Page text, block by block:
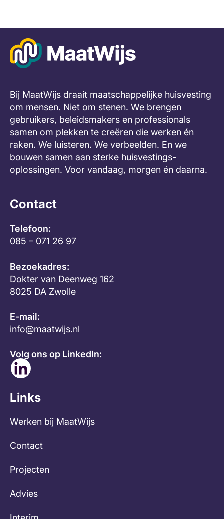
Bij MaatWijs draait maatschappelijke huisvesting
om mensen. Niet om stenen. We brengen
gebruikers, beleidsmakers en professionals
samen om plekken te creëren die werken én
raken. We luisteren. We verbeelden. En we
bouwen samen aan sterke huisvestings-
oplossingen. Voor vandaag, morgen én daarna.
Contact
Telefoon:
085 – 071 26 97
Bezoekadres:
Dokter van Deenweg 162
8025 DA Zwolle
E-mail:
info@maatwijs.nl
Volg ons op LinkedIn:
Links
Werken bij MaatWijs
Contact
Projecten
Advies